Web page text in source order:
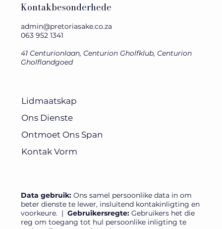
Kontakbesonderhede
admin@pretoriasake.co.za
063 952 1341
41 Centurionlaan, Centurion Gholfklub, Centurion
Gholflandgoed
Data gebruik: Ons samel persoonlike data in om
beter dienste te lewer, insluitend kontakinligting en
voorkeure.​ |Gebruikersregte: Gebruikers het die
reg om toegang tot hul persoonlike inligting te
Lidmaatskap
Ons Dienste
Ontmoet Ons Span
Kontak Vorm